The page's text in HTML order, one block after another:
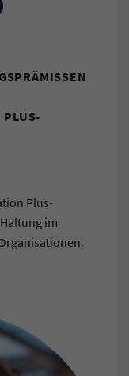
PLUS-
Plus-
im